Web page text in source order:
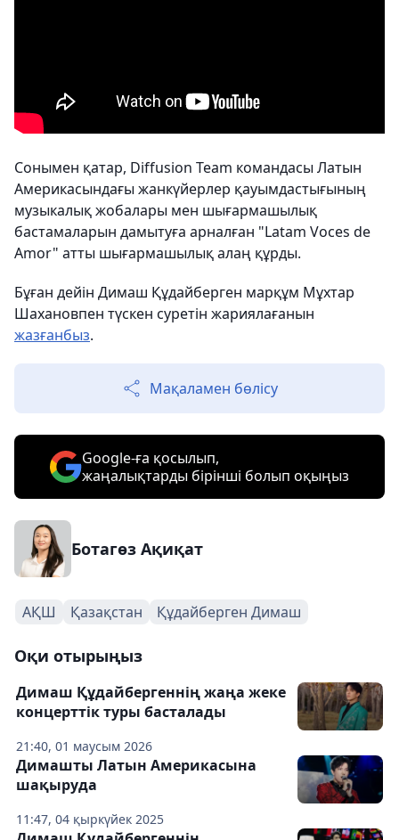
Сонымен қатар, Diffusion Team командасы Латын
Америкасындағы жанкүйерлер қауымдастығының
музыкалық жобалары мен шығармашылық
бастамаларын дамытуға арналған "Latam Voces de
Amor" атты шығармашылық алаң құрды.
Бұған дейін Димаш Құдайберген марқұм Мұхтар
Шахановпен түскен суретін жариялағанын
жазғанбыз.
Мақаламен бөлісу
Google-ға қосылып,
жаңалықтарды бірінші болып оқыңыз
Ботагөз Ақиқат
АҚШ Қазақстан Құдайберген Димаш
Оқи отырыңыз
21:40, 01 маусым 2026
Димаш Құдайбергеннің жаңа жеке
концерттік туры басталады
11:47, 04 қыркүйек 2025
Димашты Латын Америкасына
шақыруда